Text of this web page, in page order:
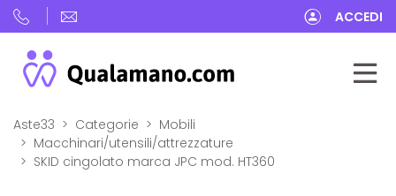
ACCEDI
Aste33 Categorie
Mobili
Macchinari/utensili/attrezzature
SKID cingolato marca JPC mod. HT360